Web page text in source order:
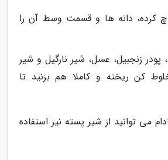
کرده، دانه ها و قسمت وسط آن را
زنجبیل، عسل، شیر نارگیل و شیر
کن ریخته و کاملا هم بزنید تا
می توانید از شیر پسته نیز استفاده